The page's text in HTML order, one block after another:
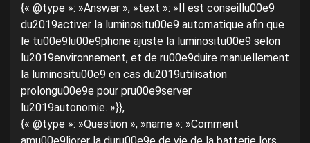
{« @type »: »Answer », »text »: »Il est conseillu00e9
du2019activer la luminositu00e9 automatique afin que
le tu00e9lu00e9phone ajuste la luminositu00e9 selon
lu2019environnement, et de ru00e9duire manuellement
la luminositu00e9 en cas du2019utilisation
prolongu00e9e pour pru00e9server
lu2019autonomie. »}},
{« @type »: »Question », »name »: »Comment